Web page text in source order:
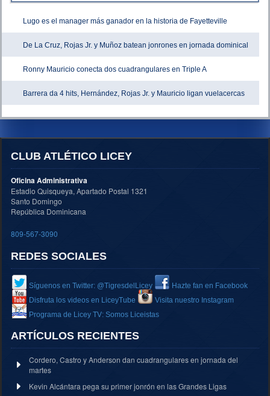
Lugo es el manager más ganador en la historia de Fayetteville
De La Cruz, Rojas Jr. y Muñoz batean jonrones en jornada dominical
Ronny Mauricio conecta dos cuadrangulares en Triple A
Barrera da 4 hits, Hernández, Rojas Jr. y Mauricio ligan vuelacercas
CLUB ATLÉTICO LICEY
Oficina Administrativa
Estadio Quisqueya, Apartado Postal 1321
Santo Domingo
República Dominicana
809-567-3090
REDES SOCIALES
Síguenos en Twitter: @TigresdelLicey
Hazte fan en Facebook
Disfruta los videos en LiceyTube
Visita nuestro Instagram
Programa de Licey TV: Somos Liceistas
ARTÍCULOS RECIENTES
Cordero, Castro y Anderson dan cuadrangulares en jornada del
martes
Kevin Alcántara pega su primer jonrón en las Grandes Ligas